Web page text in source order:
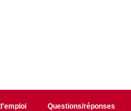
Questions/réponses